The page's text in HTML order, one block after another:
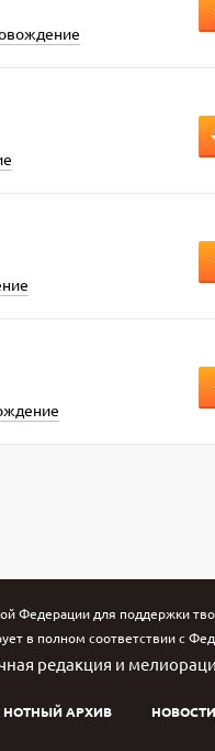
Федерации для поддержки
в полном соответствии с
редакция и
НОТНЫЙ АРХИВ НОВОСТИ